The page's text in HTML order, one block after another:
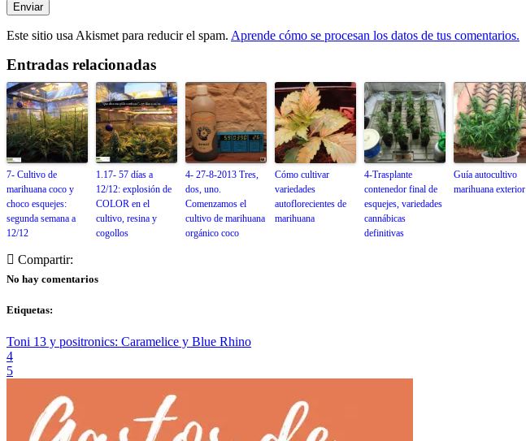
Este sitio usa Akismet para reducir el spam. Aprende cómo se procesan los datos de tus comentarios.
Entradas relacionadas
7- Cultivo de
marihuana coco y
choco esquejes:
segunda semana a
12/12
1.17- 57 días a
12/12: explosión de
COLOR en el
cultivo, resina y
cogollos
4- 27-8-2013 Tres,
dos, uno.
Comenzamos el
cultivo de marihuana
orgánico coco
Cómo cultivar
variedades
autoflorecientes de
marihuana
4-Trasplante
contenedor final de
esquejes, variedades
cannábicas
definitivas
Guía autocultivo
marihuana exterior
Compartir:
No hay comentarios
Etiquetas:
Toni 13 y positronics: Caramelice y Blue Rhino